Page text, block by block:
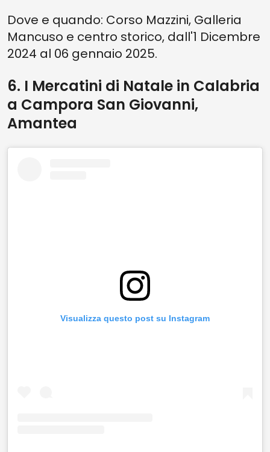
Dove e quando: Corso Mazzini, Galleria
Mancuso e centro storico, dall'1 Dicembre
2024 al 06 gennaio 2025.
6. I Mercatini di Natale in Calabria
a Campora San Giovanni,
Amantea
Visualizza questo post su Instagram